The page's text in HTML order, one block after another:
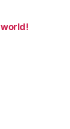
world!